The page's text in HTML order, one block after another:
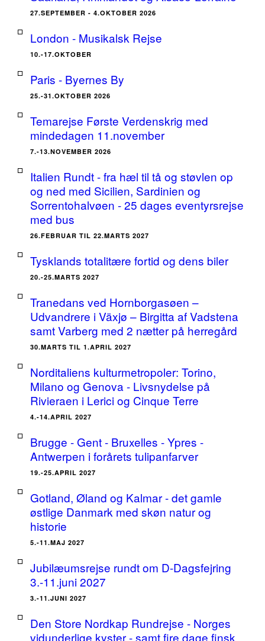
27.SEPTEMBER - 4.OKTOBER 2026
London - Musikalsk Rejse
10.-17.OKTOBER
Paris - Byernes By
25.-31.OKTOBER 2026
Temarejse Første Verdenskrig med
mindedagen 11.november
7.-13.NOVEMBER 2026
Italien Rundt - fra hæl til tå og støvlen op
og ned med Sicilien, Sardinien og
Sorrentohalvøen - 25 dages eventyrsrejse
med bus
26.FEBRUAR TIL 22.MARTS 2027
Tysklands totalitære fortid og dens biler
20.-25.MARTS 2027
Tranedans ved Hornborgasøen –
Udvandrere i Växjø – Birgitta af Vadstena
samt Varberg med 2 nætter på herregård
30.MARTS TIL 1.APRIL 2027
Norditaliens kulturmetropoler: Torino,
Milano og Genova - Livsnydelse på
Rivieraen i Lerici og Cinque Terre
4.-14.APRIL 2027
Brugge - Gent - Bruxelles - Ypres -
Antwerpen i forårets tulipanfarver
19.-25.APRIL 2027
Gotland, Øland og Kalmar - det gamle
østlige Danmark med skøn natur og
historie
5.-11.MAJ 2027
Jubilæumsrejse rundt om D-Dagsfejring
3.-11.juni 2027
3.-11.JUNI 2027
Den Store Nordkap Rundrejse - Norges
vidunderlige kyster - samt fire dage finsk